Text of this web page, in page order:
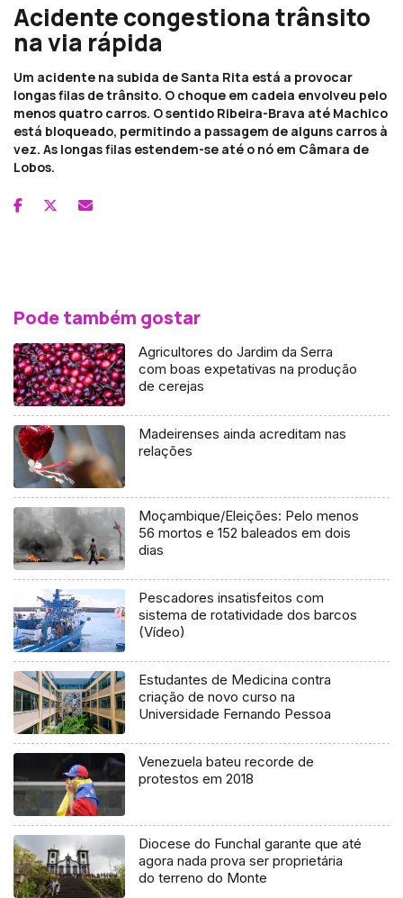
Acidente congestiona trânsito
na via rápida
Um acidente na subida de Santa Rita está a provocar
longas filas de trânsito. O choque em cadeia envolveu pelo
menos quatro carros. O sentido Ribeira-Brava até Machico
está bloqueado, permitindo a passagem de alguns carros à
vez. As longas filas estendem-se até o nó em Câmara de
Lobos.
Pode também gostar
Agricultores do Jardim da Serra
com boas expetativas na produção
de cerejas
Madeirenses ainda acreditam nas
relações
Moçambique/Eleições: Pelo menos
56 mortos e 152 baleados em dois
dias
Pescadores insatisfeitos com
sistema de rotatividade dos barcos
(Vídeo)
Estudantes de Medicina contra
criação de novo curso na
Universidade Fernando Pessoa
Venezuela bateu recorde de
protestos em 2018
Diocese do Funchal garante que até
agora nada prova ser proprietária
do terreno do Monte